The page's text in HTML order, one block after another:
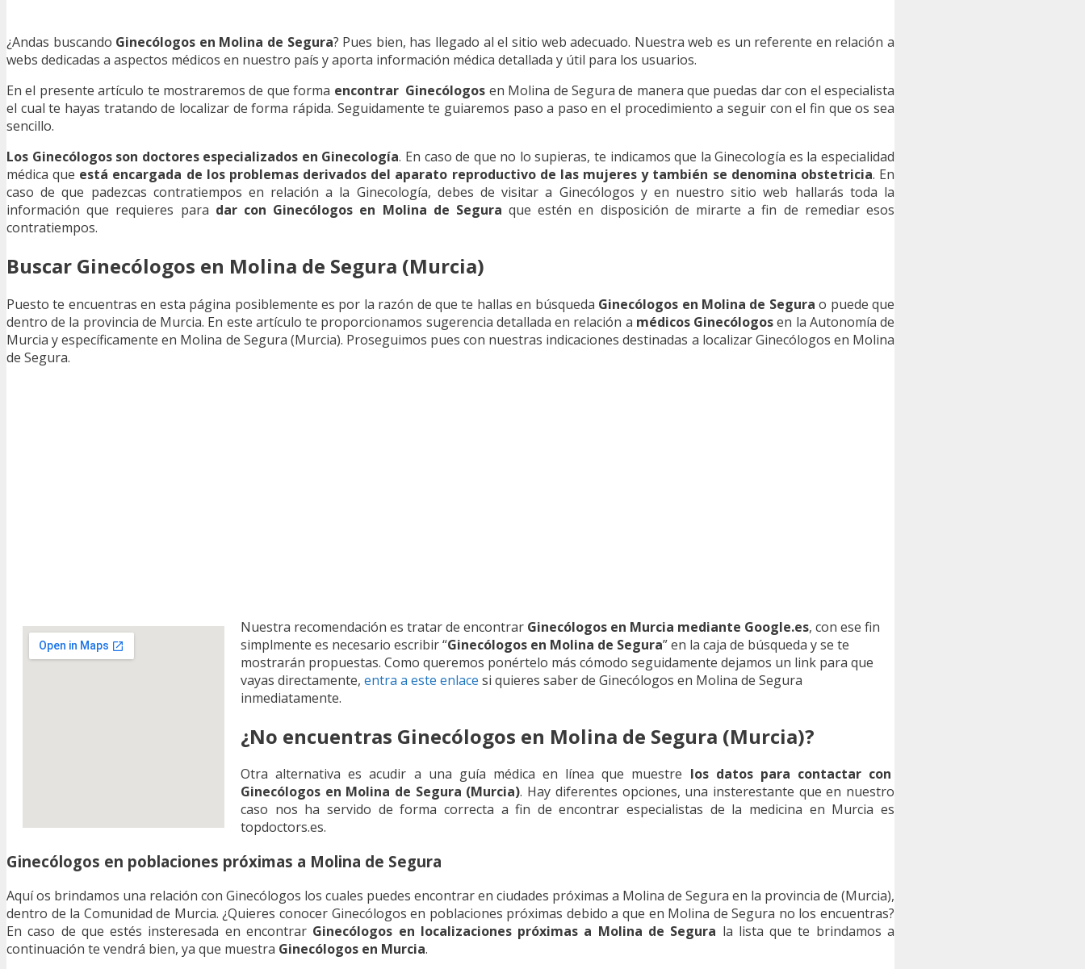
¿Andas buscando Ginecólogos en Molina de Segura? Pues bien, has llegado al el sitio web adecuado. Nuestra web es un referente en relación a
webs dedicadas a aspectos médicos en nuestro país y aporta información médica detallada y útil para los usuarios.
En el presente artículo te mostraremos de que forma encontrar Ginecólogos en Molina de Segura de manera que puedas dar con el especialista
el cual te hayas tratando de localizar de forma rápida. Seguidamente te guiaremos paso a paso en el procedimiento a seguir con el fin que os sea
sencillo.
Los Ginecólogos son doctores especializados en Ginecología. En caso de que no lo supieras, te indicamos que la Ginecología es la especialidad
médica que está encargada de los problemas derivados del aparato reproductivo de las mujeres y también se denomina obstetricia. En
caso de que padezcas contratiempos en relación a la Ginecología, debes de visitar a Ginecólogos y en nuestro sitio web hallarás toda la
información que requieres para dar con Ginecólogos en Molina de Segura que estén en disposición de mirarte a fin de remediar esos
contratiempos.
Buscar Ginecólogos en Molina de Segura (Murcia)
Puesto te encuentras en esta página posiblemente es por la razón de que te hallas en búsqueda Ginecólogos en Molina de Segura o puede que
dentro de la provincia de Murcia. En este artículo te proporcionamos sugerencia detallada en relación a médicos Ginecólogosen la Autonomía de
Murcia y específicamente en Molina de Segura (Murcia). Proseguimos pues con nuestras indicaciones destinadas a localizar Ginecólogos en Molina
de Segura.
Nuestra recomendación es tratar de encontrar Ginecólogos en Murcia mediante Google.es, con ese fin
simplmente es necesario escribir “Ginecólogos en Molina de Segura” en la caja de búsqueda y se te
mostrarán propuestas. Como queremos ponértelo más cómodo seguidamente dejamos un link para que
vayas directamente, entra a este enlace si quieres saber de Ginecólogos en Molina de Segura
inmediatamente.
¿No encuentras Ginecólogos en Molina de Segura (Murcia)?
Otra alternativa es acudir a una guía médica en línea que muestre los datos para contactar con
Ginecólogos en Molina de Segura (Murcia). Hay diferentes opciones, una insterestante que en nuestro
caso nos ha servido de forma correcta a fin de encontrar especialistas de la medicina en Murcia es
topdoctors.es.
Ginecólogos en poblaciones próximas a Molina de Segura
Aquí os brindamos una relación con Ginecólogos los cuales puedes encontrar en ciudades próximas a Molina de Segura en la provincia de (Murcia),
dentro de la Comunidad de Murcia. ¿Quieres conocer Ginecólogos en poblaciones próximas debido a que en Molina de Segura no los encuentras?
En caso de que estés insteresada en encontrar Ginecólogos en localizaciones próximas a Molina de Segura la lista que te brindamos a
continuación te vendrá bien, ya que muestra Ginecólogos en Murcia.